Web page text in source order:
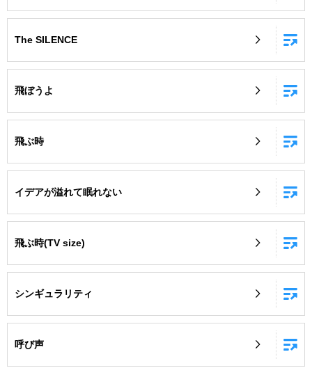
自宅でカラオケ歌い放題！
The SILENCE
飛ぼうよ
飛ぶ時
イデアが溢れて眠れない
飛ぶ時(TV size)
シンギュラリティ
呼び声